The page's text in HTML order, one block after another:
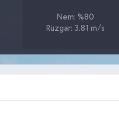
Nem: %80
Rüzgar: 3.81 m/s